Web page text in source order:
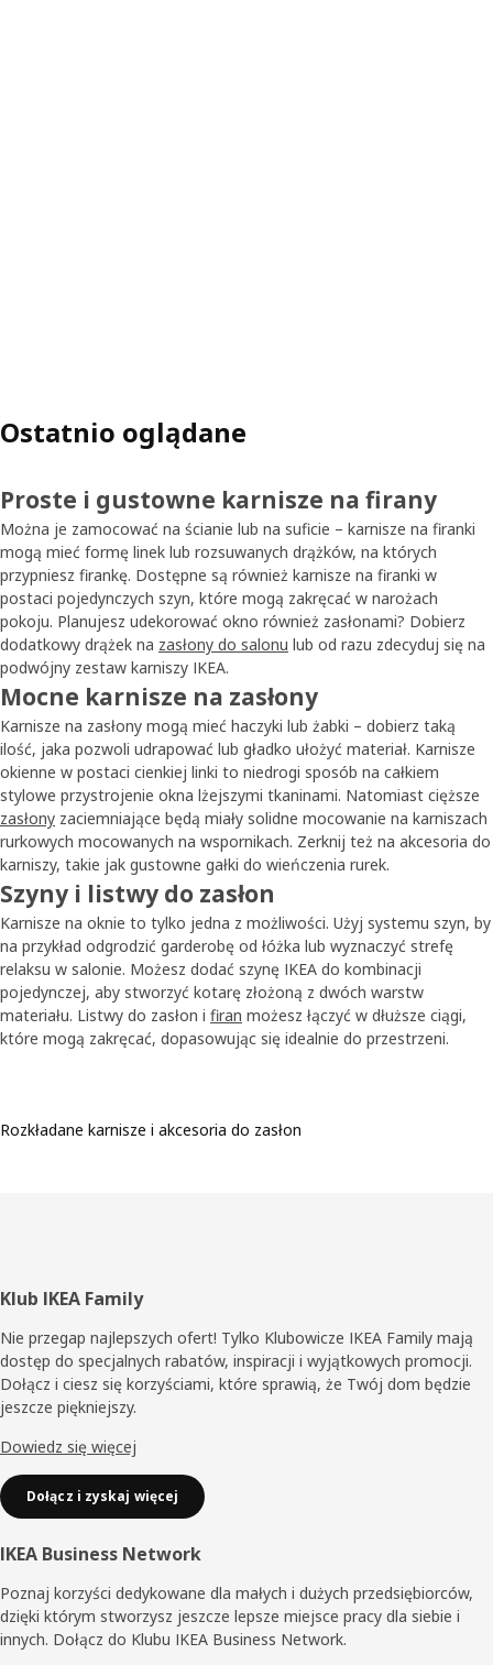
Ostatnio oglądane
Proste i gustowne karnisze na firany
Można je zamocować na ścianie lub na suficie – karnisze na firanki
mogą mieć formę linek lub rozsuwanych drążków, na których
przypniesz firankę. Dostępne są również karnisze na firanki w
postaci pojedynczych szyn, które mogą zakręcać w narożach
pokoju. Planujesz udekorować okno również zasłonami? Dobierz
dodatkowy drążek na zasłony do salonu lub od razu zdecyduj się na
podwójny zestaw karniszy IKEA.
Mocne karnisze na zasłony
Karnisze na zasłony mogą mieć haczyki lub żabki – dobierz taką
ilość, jaka pozwoli udrapować lub gładko ułożyć materiał. Karnisze
okienne w postaci cienkiej linki to niedrogi sposób na całkiem
stylowe przystrojenie okna lżejszymi tkaninami. Natomiast cięższe
zasłony zaciemniające będą miały solidne mocowanie na karniszach
rurkowych mocowanych na wspornikach. Zerknij też na akcesoria do
karniszy, takie jak gustowne gałki do wieńczenia rurek.
Szyny i listwy do zasłon
Karnisze na oknie to tylko jedna z możliwości. Użyj systemu szyn, by
na przykład odgrodzić garderobę od łóżka lub wyznaczyć strefę
relaksu w salonie. Możesz dodać szynę IKEA do kombinacji
pojedynczej, aby stworzyć kotarę złożoną z dwóch warstw
materiału. Listwy do zasłon i firan możesz łączyć w dłuższe ciągi,
które mogą zakręcać, dopasowując się idealnie do przestrzeni.
Rozkładane karnisze i akcesoria do zasłon
Stopka
Klub IKEA Family
Nie przegap najlepszych ofert! Tylko Klubowicze IKEA Family mają
dostęp do specjalnych rabatów, inspiracji i wyjątkowych promocji.
Dołącz i ciesz się korzyściami, które sprawią, że Twój dom będzie
jeszcze piękniejszy.
Dowiedz się więcej
Dołącz i zyskaj więcej
IKEA Business Network
Poznaj korzyści dedykowane dla małych i dużych przedsiębiorców,
dzięki którym stworzysz jeszcze lepsze miejsce pracy dla siebie i
innych. Dołącz do Klubu IKEA Business Network.